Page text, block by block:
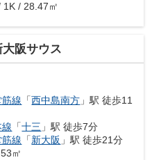
1K / 28.47㎡
阪サウス
線 「西中島南方 」駅 徒歩11
「十三 」駅 徒歩7分
線 「新大阪 」駅 徒歩21分
㎡